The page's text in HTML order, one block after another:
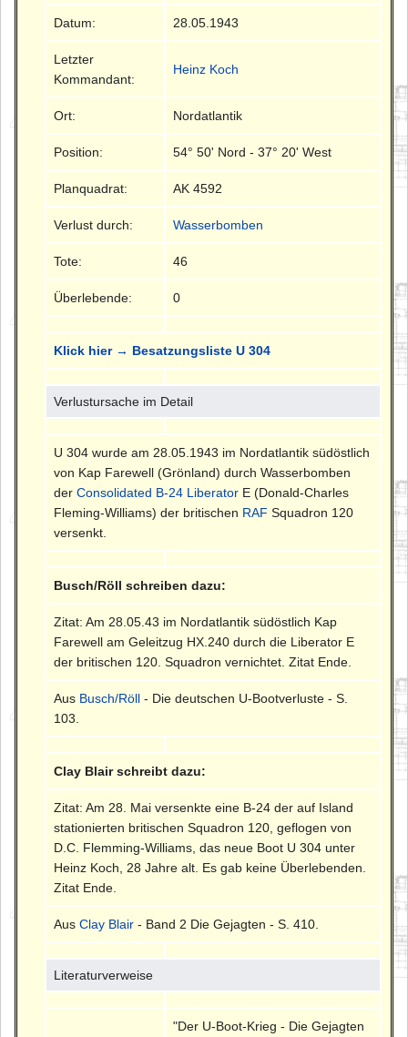
Datum: 28.05.1943
Letzter
Kommandant:
Heinz Koch
Ort: Nordatlantik
Position: 54° 50' Nord - 37° 20' West
Planquadrat: AK 4592
Verlust durch: Wasserbomben
Tote: 46
Überlebende: 0
Klick hier → Besatzungsliste U 304
Verlustursache im Detail
U 304 wurde am 28.05.1943 im Nordatlantik südöstlich
von Kap Farewell (Grönland) durch Wasserbomben
derConsolidated B-24 Liberator E (Donald-Charles
Fleming-Williams) der britischen RAF Squadron 120
versenkt.
Busch/Röll schreiben dazu:
Zitat: Am 28.05.43 im Nordatlantik südöstlich Kap
Farewell am Geleitzug HX.240 durch die Liberator E
der britischen 120. Squadron vernichtet. Zitat Ende.
Aus Busch/Röll - Die deutschen U-Bootverluste - S.
103.
Clay Blair schreibt dazu:
Zitat: Am 28. Mai versenkte eine B-24 der auf Island
stationierten britischen Squadron 120, geflogen von
D.C. Flemming-Williams, das neue Boot U 304 unter
Heinz Koch, 28 Jahre alt. Es gab keine Überlebenden.
Zitat Ende.
AusClay Blair - Band 2 Die Gejagten - S. 410.
Literaturverweise
"Der U-Boot-Krieg - Die Gejagten